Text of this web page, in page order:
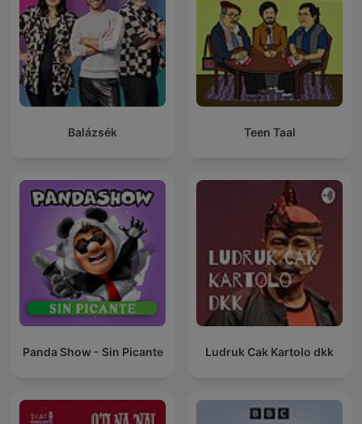
Balázsék Teen Taal
Panda Show - Sin Picante Ludruk Cak Kartolo dkk